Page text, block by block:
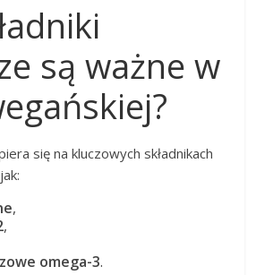
są ważne w
się na kluczowych składnikach
,
,
omega-3.